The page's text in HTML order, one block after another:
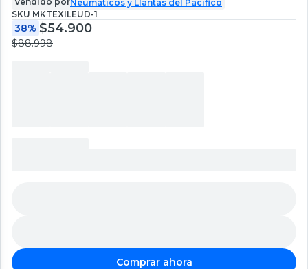
Neumáticos y Llantas del Pacífico
SKU MKTEXILEUD-1
38% $54.900
$88.998
Comprar ahora